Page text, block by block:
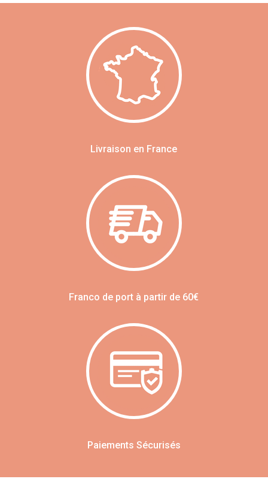
Livraison en France
Franco de port à partir de 60€
Paiements Sécurisés